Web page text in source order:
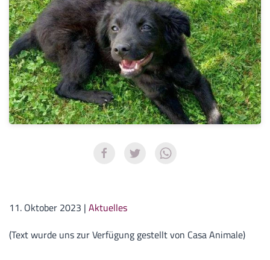
11. Oktober 2023 | Aktuelles
(Text wurde uns zur Verfügung gestellt von Casa Animale)